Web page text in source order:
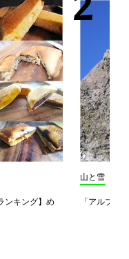
ンキング】め
山と雪
「アルプス